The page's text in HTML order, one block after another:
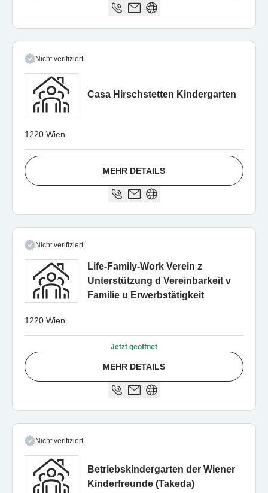
Nicht verifiziert
Casa Hirschstetten Kindergarten
1220 Wien
MEHR DETAILS
Nicht verifiziert
Life-Family-Work Verein z
Unterstützung d Vereinbarkeit v
Familie u Erwerbstätigkeit
1220 Wien
Jetzt geöffnet
MEHR DETAILS
Nicht verifiziert
Betriebskindergarten der Wiener
Kinderfreunde (Takeda)